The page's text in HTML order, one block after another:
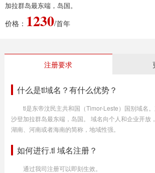
加拉群岛最东端，岛国。
价格： 1230/首年
注册要求
什么是tl域名？有什么优势？
tl是东帝汶民主共和国（Timor-Leste）国别域名
沙登加拉群岛最东端，岛国。 域名向个人和企业开放
湖南、河南或者海南的简称，地域性强。
如何进行.tl 域名注册？
通过我司注册可以即刻生效。